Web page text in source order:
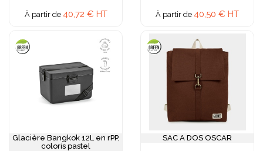
À partir de 40,72 € HT À partir de 40,50 € HT
Glacière Bangkok 12L en rPP,
coloris pastel
SAC A DOS OSCAR